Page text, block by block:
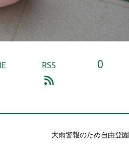
RSS 0
大雨警報のため自由登園